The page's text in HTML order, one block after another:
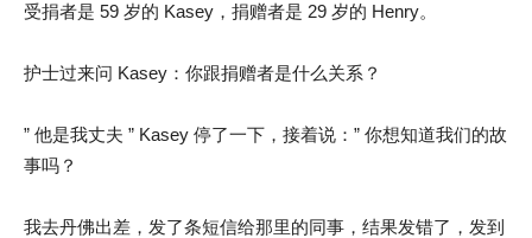
受捐者是 59 岁的 Kasey，捐赠者是 29 岁的 Henry。
护士过来问 Kasey：你跟捐赠者是什么关系？
” 他是我丈夫 ” Kasey 停了一下，接着说：” 你想知道我们的故
事吗？
我去丹佛出差，发了条短信给那里的同事，结果发错了，发到